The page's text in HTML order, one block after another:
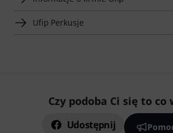
Ufip Perkusje
Czy podoba Ci się to co
Udostępnij